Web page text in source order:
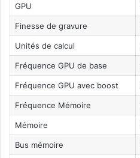
GPU
Finesse de gravure
Unités de calcul
Fréquence GPU de base
Fréquence GPU avec boost
Fréquence Mémoire
Mémoire
Bus mémoire